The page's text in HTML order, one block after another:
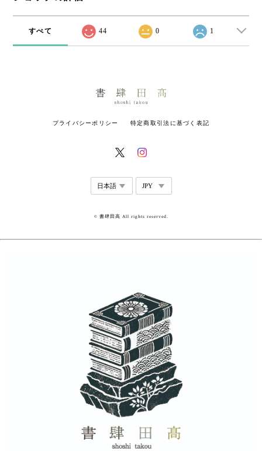
すべて 44 0 1
プライバシーポリシー 特定商取引法に基づく表記
© 書肆田高 All rights reserved.